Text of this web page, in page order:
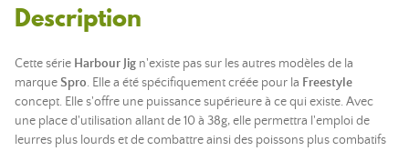
Description
Cette série Harbour Jig n'existe pas sur les autres modèles de la
marqueSpro. Elle a été spécifiquement créée pour la Freestyle
concept. Elle s'offre une puissance supérieure à ce qui existe. Avec
une place d'utilisation allant de 10 à 38g, elle permettra l'emploi de
leurres plus lourds et de combattre ainsi des poissons plus combatifs